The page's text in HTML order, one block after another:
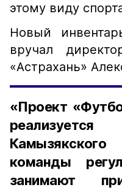
этому виду
Новый
вручал
«Астрахань»
«Проект
команды
занимают